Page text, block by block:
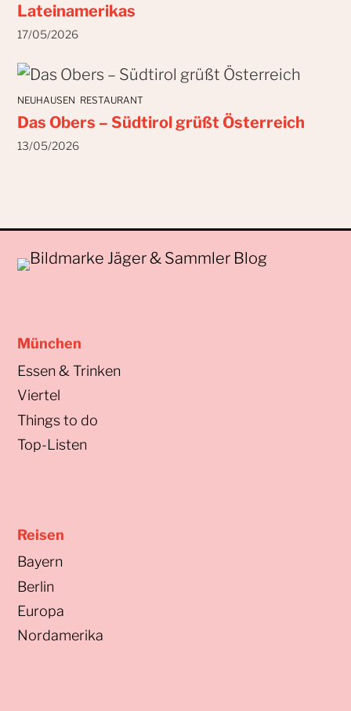
Lateinamerikas
17/05/2026
NEUHAUSEN RESTAURANT
Das Obers – Südtirol grüßt Österreich
13/05/2026
München
Essen & Trinken
Viertel
Things to do
Top-Listen
Reisen
Bayern
Berlin
Europa
Nordamerika